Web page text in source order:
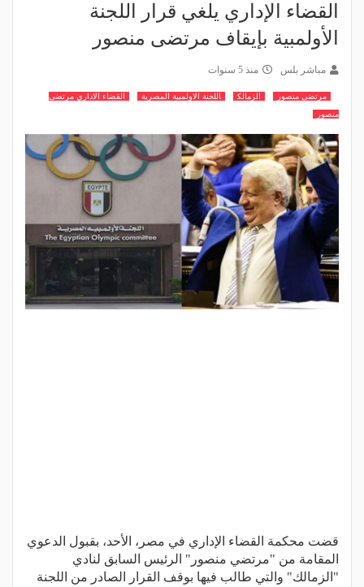
القضاء الإداري يلغي قرار اللجنة
الأولمبية بإيقاف مرتضى منصور
مباشر بلس منذ 5 سنوات
مرتضى منصور الزمالك اللجنة الاولمبية المصرية
القضاء الاداري مرتضى
منصور
قضت محكمة القضاء الإداري في مصر، الأحد، بقبول الدعوي
المقامة من "مرتضي منصور" الرئيس السابق لنادي
"الزمالك" والتي طالب فيها بوقف القرار الصادر من اللجنة